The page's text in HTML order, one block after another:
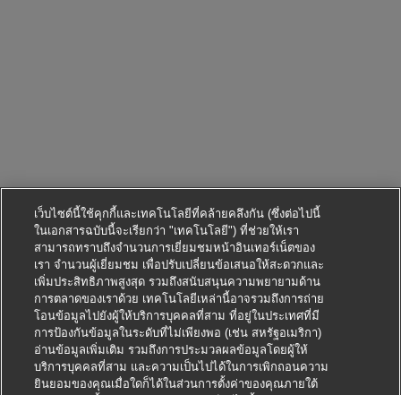
เว็บไซต์นี้ใช้คุกกี้และเทคโนโลยีที่คล้ายคลึงกัน (ซึ่งต่อไปนี้
ในเอกสารฉบับนี้จะเรียกว่า "เทคโนโลยี") ที่ช่วยให้เรา
สามารถทราบถึงจำนวนการเยี่ยมชมหน้าอินเทอร์เน็ตของ
เรา จำนวนผู้เยี่ยมชม เพื่อปรับเปลี่ยนข้อเสนอให้สะดวกและ
เพิ่มประสิทธิภาพสูงสุด รวมถึงสนับสนุนความพยายามด้าน
การตลาดของเราด้วย เทคโนโลยีเหล่านี้อาจรวมถึงการถ่าย
โอนข้อมูลไปยังผู้ให้บริการบุคคลที่สาม ที่อยู่ในประเทศที่มี
การป้องกันข้อมูลในระดับที่ไม่เพียงพอ (เช่น สหรัฐอเมริกา)
อ่านข้อมูลเพิ่มเติม รวมถึงการประมวลผลข้อมูลโดยผู้ให้
บริการบุคคลที่สาม และความเป็นไปได้ในการเพิกถอนความ
ยินยอมของคุณเมื่อใดก็ได้ในส่วนการตั้งค่าของคุณภายใต้